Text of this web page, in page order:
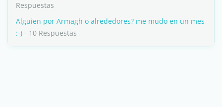
Respuestas
Alguien por Armagh o alrededores? me mudo en un mes
:-) - 10 Respuestas